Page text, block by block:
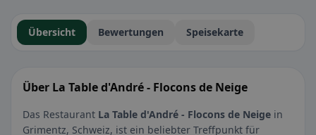
Übersicht Bewertungen Speisekarte
Über La Table d'André - Flocons de Neige
Das Restaurant La Table d'André - Flocons de Neige in
Grimentz, Schweiz, ist ein beliebter Treffpunkt für